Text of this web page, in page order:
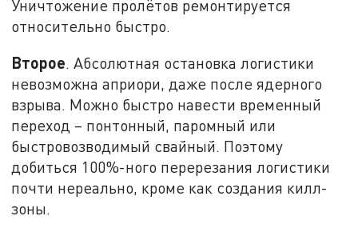
Уничтожение пролётов ремонтируется
относительно быстро.
Второе. Абсолютная остановка логистики
невозможна априори, даже после ядерного
взрыва. Можно быстро навести временный
переход – понтонный, паромный или
быстровозводимый свайный. Поэтому
добиться 100%-ного перерезания логистики
почти нереально, кроме как создания килл-
зоны.